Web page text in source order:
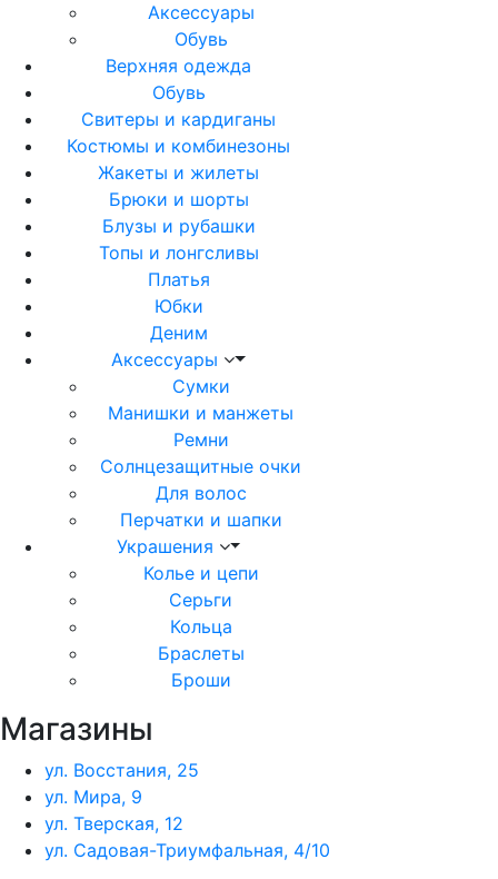
Аксессуары
Обувь
Верхняя одежда
Обувь
Свитеры и кардиганы
Костюмы и комбинезоны
Жакеты и жилеты
Брюки и шорты
Блузы и рубашки
Топы и лонгсливы
Платья
Юбки
Деним
Аксессуары
Сумки
Манишки и манжеты
Ремни
Солнцезащитные очки
Для волос
Перчатки и шапки
Украшения
Колье и цепи
Серьги
Кольца
Браслеты
Броши
Магазины
ул. Восстания, 25
ул. Мира, 9
ул. Тверская, 12
ул. Садовая-Триумфальная, 4/10